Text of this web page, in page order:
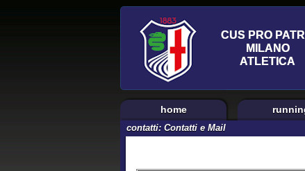
home
contatti: Contatti e Mail